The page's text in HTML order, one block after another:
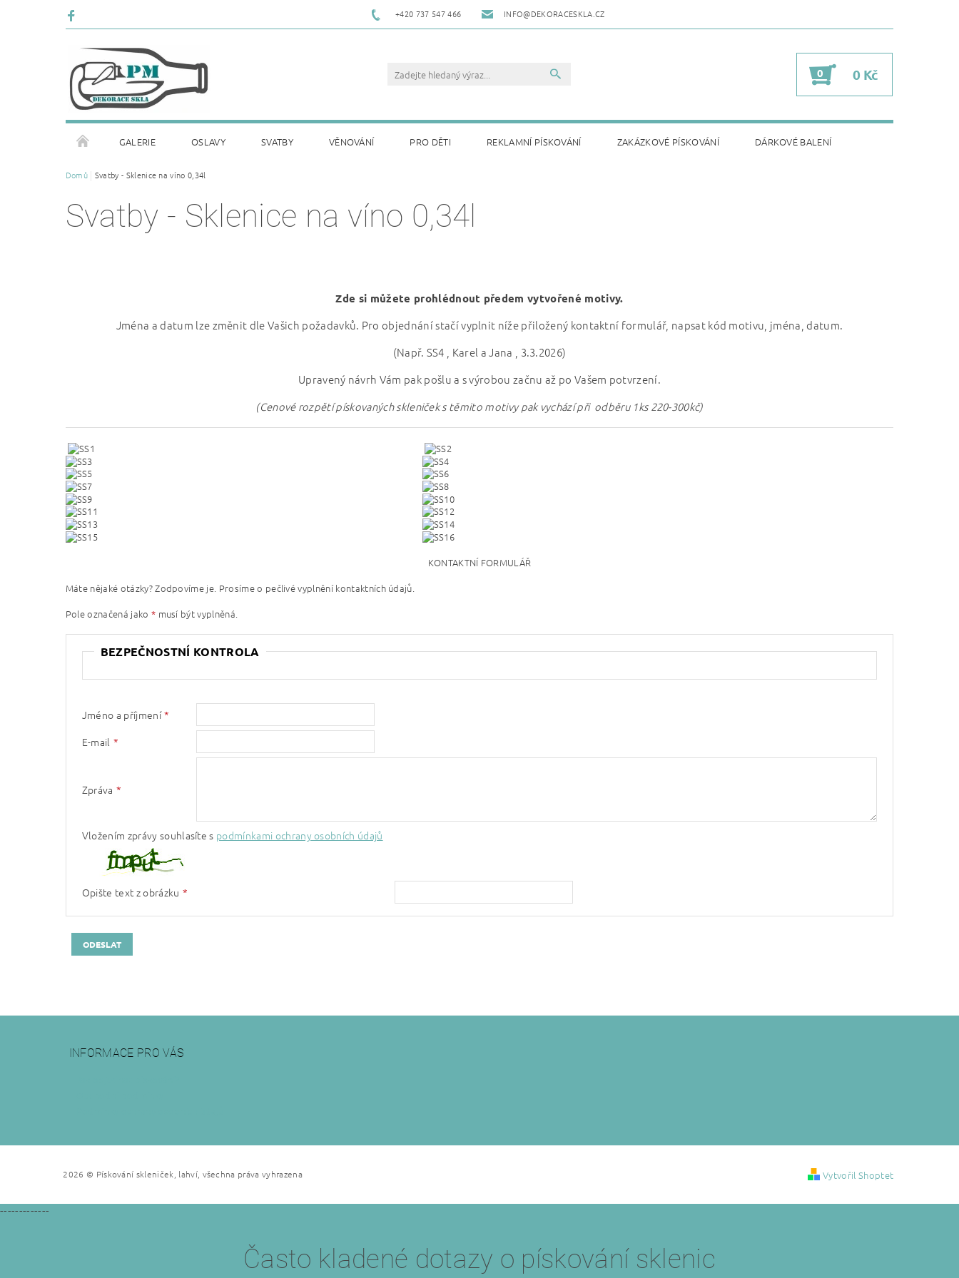
+420 737 547 466 INFO@DEKORACESKLA.CZ
0 0 Kč
GALERIE OSLAVY SVATBY VĚNOVÁNÍ PRO DĚTI REKLAMNÍ PÍSKOVÁNÍ ZAKÁZKOVÉ PÍSKOVÁNÍ DÁRKOVÉ BALENÍ
DÁRKOVÉ SETY DOPRAVA A PLATBA
PÍSKOVANÉ SKLENICE HRNKY S POTISKEM GRAVÍROVÁNÍ DO DŘEVA
Domů Svatby - Sklenice na víno 0,34l
Svatby - Sklenice na víno 0,34l
Zde si můžete prohlédnout předem vytvořené motivy.
Jména a datum lze změnit dle Vašich požadavků. Pro objednání stačí vyplnit níže přiložený kontaktní formulář, napsat kód motivu, jména, datum.
(Např. SS4 , Karel a Jana , 3.3.2026)
Upravený návrh Vám pak pošlu a s výrobou začnu až po Vašem potvrzení.
(Cenové rozpětí pískovaných skleniček s těmito motivy pak vychází při odběru 1ks 220-300kč)
KONTAKTNÍ FORMULÁŘ
Máte nějaké otázky? Zodpovíme je. Prosíme o pečlivé vyplnění kontaktních údajů.
Pole označená jako * musí být vyplněná.
BEZPEČNOSTNÍ KONTROLA
Jméno a příjmení
E-mail
Zpráva
Vložením zprávy souhlasíte s podmínkami ochrany osobních údajů
Opište text z obrázku
INFORMACE PRO VÁS
2026 © Pískování skleniček, lahví, všechna práva vyhrazena Vytvořil Shoptet
-------------
Často kladené dotazy o pískování sklenic